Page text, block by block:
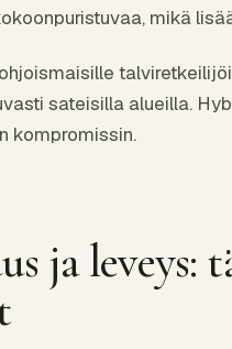
mikä
sateisilla alueilla.
kompromissin.
ja leveys: